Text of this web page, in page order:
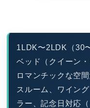
1LDK〜2LDK（30
ベッド（クイーン
ロマンチックな空
スルーム、ワイン
ラー、記念日対応